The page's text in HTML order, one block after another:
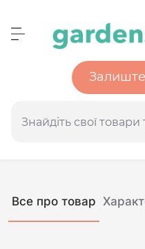
Все про товар